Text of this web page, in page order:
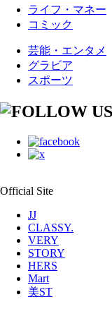
ライフ・マネー
コミック
芸能・エンタメ
グラビア
スポーツ
Official Site
JJ
CLASSY.
VERY
STORY
HERS
Mart
美ST